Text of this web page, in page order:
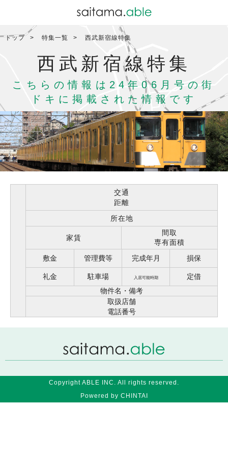
トップ 特集一覧 西武新宿線特集
西武新宿線特集
こちらの情報は24年06月号の街
ドキに掲載された情報です
交通
距離
所在地
家賃
間取
専有面積
敷金
管理費等 完成年月 損保
礼金 駐車場 入居可能時期
定借
物件名・備考
取扱店舗
電話番号
Copyright ABLE INC. All rights reserved.
Powered by CHINTAI